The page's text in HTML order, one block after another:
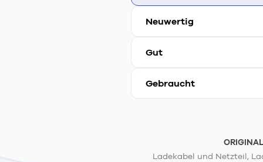
Neuwertig
Gut
Gebraucht
Ladekabel und Netzteil,